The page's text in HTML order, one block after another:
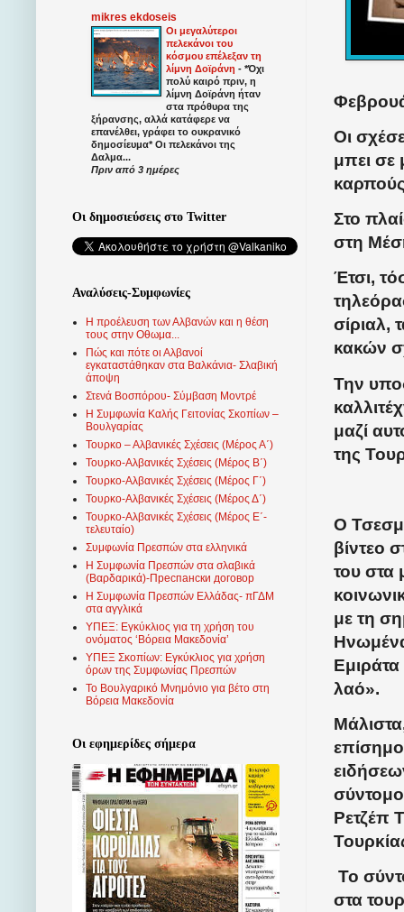
Οι
μπει σε
Στο
στη
Έτσι,
σίριαλ,
κακών
Την
μαζί
της
Ο
βίντεο
του στα
με τη
Εμιράτα
λαό».
Ρετζέπ
Το
στα
mikres ekdoseis
Οι μεγαλύτεροι
πελεκάνοι του
κόσμου επέλεξαν τη
λίμνη Δοϊράνη - *Όχι
πολύ καιρό πριν, η
λίμνη Δοϊράνη ήταν
στα πρόθυρα της
ξήρανσης, αλλά κατάφερε να
επανέλθει, γράφει το ουκρανικό
δημοσίευμα* Οι πελεκάνοι της
Δαλμα...
Πριν από 3 ημέρες
Οι δημοσιεύσεις στο Twitter
Αναλύσεις-Συμφωνίες
Η προέλευση των Αλβανών και η θέση
τους στην Οθωμα...
Πώς και πότε οι Αλβανοί
εγκαταστάθηκαν στα Βαλκάνια- Σλαβική
άποψη
Στενά Βοσπόρου- Σύμβαση Μοντρέ
Η Συμφωνία Καλής Γειτονίας Σκοπίων –
Βουλγαρίας
Τουρκο – Αλβανικές Σχέσεις (Mέρος Α΄)
Τουρκο-Αλβανικές Σχέσεις (Μέρος Β΄)
Τουρκο-Αλβανικές Σχέσεις (Μέρος Γ΄)
Τουρκο-Αλβανικές Σχέσεις (Μέρος Δ΄)
Τουρκο-Αλβανικές Σχέσεις (Μέρος Ε΄-
τελευταίο)
Συμφωνία Πρεσπών στα ελληνικά
Η Συμφωνία Πρεσπών στα σλαβικά
(Βαρδαρικά)-Преспански договор
Η Συμφωνία Πρεσπών Ελλάδας- πΓΔΜ
στα αγγλικά
ΥΠΕΞ: Εγκύκλιος για τη χρήση του
ονόματος ‘Βόρεια Μακεδονία’
ΥΠΕΞ Σκοπίων: Εγκύκλιος για χρήση
όρων της Συμφωνίας Πρεσπών
Το Βουλγαρικό Μνημόνιο για βέτο στη
Βόρεια Μακεδονία
Οι εφημερίδες σήμερα